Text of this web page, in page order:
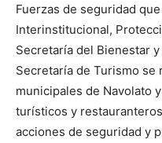
Fuerzas de seguridad
Interinstitucional,
Secretaría del Bienestar
Secretaría de Turismo
municipales de Navolato
turísticos y
acciones de seguridad y